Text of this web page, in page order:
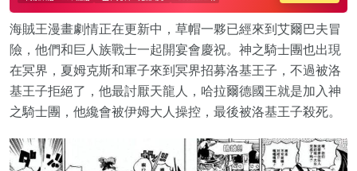
海賊王漫畫劇情正在更新中，草帽一夥已經來到艾爾巴夫冒
險，他們和巨人族戰士一起開宴會慶祝。神之騎士團也出現
在冥界，夏姆克斯和軍子來到冥界招募洛基王子，不過被洛
基王子拒絕了，他最討厭天龍人，哈拉爾德國王就是加入神
之騎士團，他纔會被伊姆大人操控，最後被洛基王子殺死。